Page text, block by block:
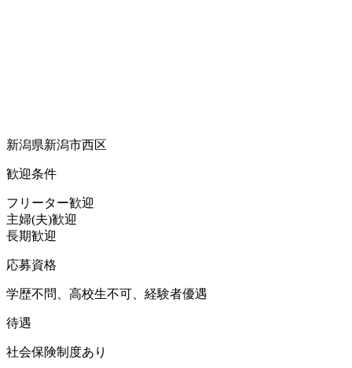
新潟県新潟市西区
歓迎条件
フリーター歓迎
主婦(夫)歓迎
長期歓迎
応募資格
学歴不問、高校生不可、経験者優遇
待遇
社会保険制度あり